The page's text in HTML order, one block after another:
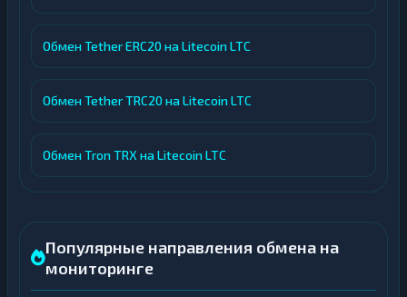
Обмен Tether ERC20 на Litecoin LTC
Обмен Tether TRC20 на Litecoin LTC
Обмен Tron TRX на Litecoin LTC
Популярные направления обмена на
мониторинге